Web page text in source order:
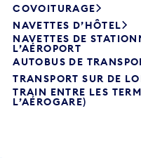
COVOITURAGE
NAVETTES D’HÔTEL
NAVETTES DE
L’AÉROPORT
AUTOBUS DE
TRANSPORT SUR DE
TRAIN ENTRE LES
L’AÉROGARE)